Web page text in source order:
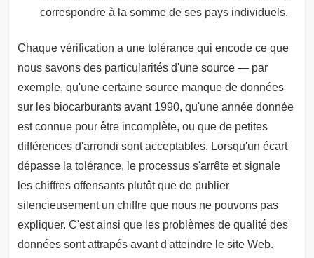
correspondre à la somme de ses pays individuels.
Chaque vérification a une tolérance qui encode ce que
nous savons des particularités d'une source — par
exemple, qu'une certaine source manque de données
sur les biocarburants avant 1990, qu'une année donnée
est connue pour être incomplète, ou que de petites
différences d'arrondi sont acceptables. Lorsqu'un écart
dépasse la tolérance, le processus s'arrête et signale
les chiffres offensants plutôt que de publier
silencieusement un chiffre que nous ne pouvons pas
expliquer. C'est ainsi que les problèmes de qualité des
données sont attrapés avant d'atteindre le site Web.